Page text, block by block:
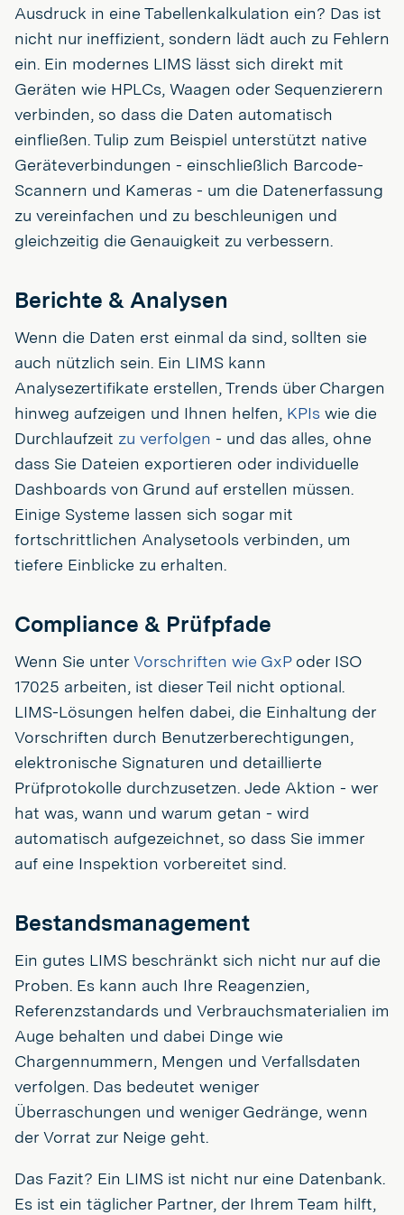
Ausdruck in eine Tabellenkalkulation ein? Das ist
nicht nur ineffizient, sondern lädt auch zu Fehlern
ein. Ein modernes LIMS lässt sich direkt mit
Geräten wie HPLCs, Waagen oder Sequenzierern
verbinden, so dass die Daten automatisch
einfließen. Tulip zum Beispiel unterstützt native
Geräteverbindungen - einschließlich Barcode-
Scannern und Kameras - um die Datenerfassung
zu vereinfachen und zu beschleunigen und
gleichzeitig die Genauigkeit zu verbessern.
Berichte & Analysen
Wenn die Daten erst einmal da sind, sollten sie
auch nützlich sein. Ein LIMS kann
Analysezertifikate erstellen, Trends über Chargen
hinweg aufzeigen und Ihnen helfen, KPIs wie die
Durchlaufzeit zu verfolgen - und das alles, ohne
dass Sie Dateien exportieren oder individuelle
Dashboards von Grund auf erstellen müssen.
Einige Systeme lassen sich sogar mit
fortschrittlichen Analysetools verbinden, um
tiefere Einblicke zu erhalten.
Compliance & Prüfpfade
Wenn Sie unter Vorschriften wie GxPoder ISO
17025 arbeiten, ist dieser Teil nicht optional.
LIMS-Lösungen helfen dabei, die Einhaltung der
Vorschriften durch Benutzerberechtigungen,
elektronische Signaturen und detaillierte
Prüfprotokolle durchzusetzen. Jede Aktion - wer
hat was, wann und warum getan - wird
automatisch aufgezeichnet, so dass Sie immer
auf eine Inspektion vorbereitet sind.
Bestandsmanagement
Ein gutes LIMS beschränkt sich nicht nur auf die
Proben. Es kann auch Ihre Reagenzien,
Referenzstandards und Verbrauchsmaterialien im
Auge behalten und dabei Dinge wie
Chargennummern, Mengen und Verfallsdaten
verfolgen. Das bedeutet weniger
Überraschungen und weniger Gedränge, wenn
der Vorrat zur Neige geht.
Das Fazit? Ein LIMS ist nicht nur eine Datenbank.
Es ist ein täglicher Partner, der Ihrem Team hilft,